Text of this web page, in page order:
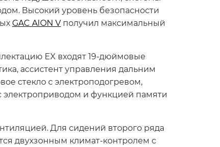
Высокий уровень безопасности
GAC AION V получил максимальный
EX входят 19-дюймовые
ассистент управления дальним
стекло с электроподогревом,
и функцией памяти
Для сидений второго ряда
двухзонным климат-контролем с